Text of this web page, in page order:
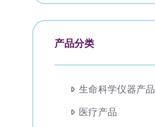
产品分类
生命科学仪器产品
医疗产品